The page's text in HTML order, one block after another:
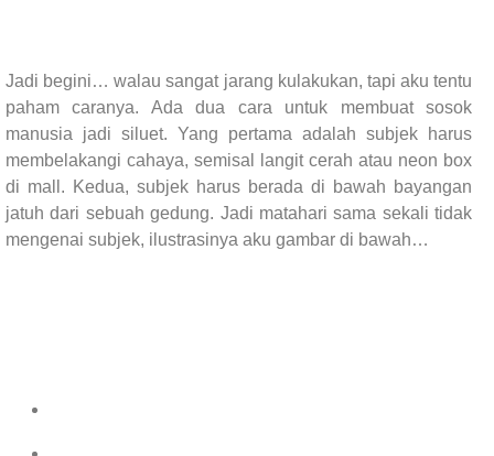
Jadi begini… walau sangat jarang kulakukan, tapi aku tentu
paham caranya. Ada dua cara untuk membuat sosok
manusia jadi siluet. Yang pertama adalah subjek harus
membelakangi cahaya, semisal langit cerah atau neon box
di mall. Kedua, subjek harus berada di bawah bayangan
jatuh dari sebuah gedung. Jadi matahari sama sekali tidak
mengenai subjek, ilustrasinya aku gambar di bawah…